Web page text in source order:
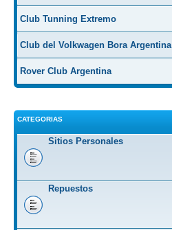
Club Tunning Extremo
Club del Volkwagen Bora Argentina
Rover Club Argentina
CATEGORIAS
Sitios Personales
Repuestos